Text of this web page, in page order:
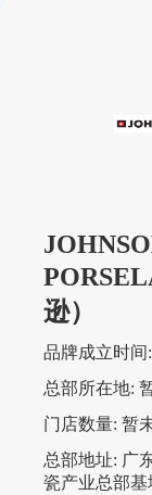
逊）
品牌成立时间:
总部所在地:
门店数量: 暂
总部地址: 广
瓷产业总部基